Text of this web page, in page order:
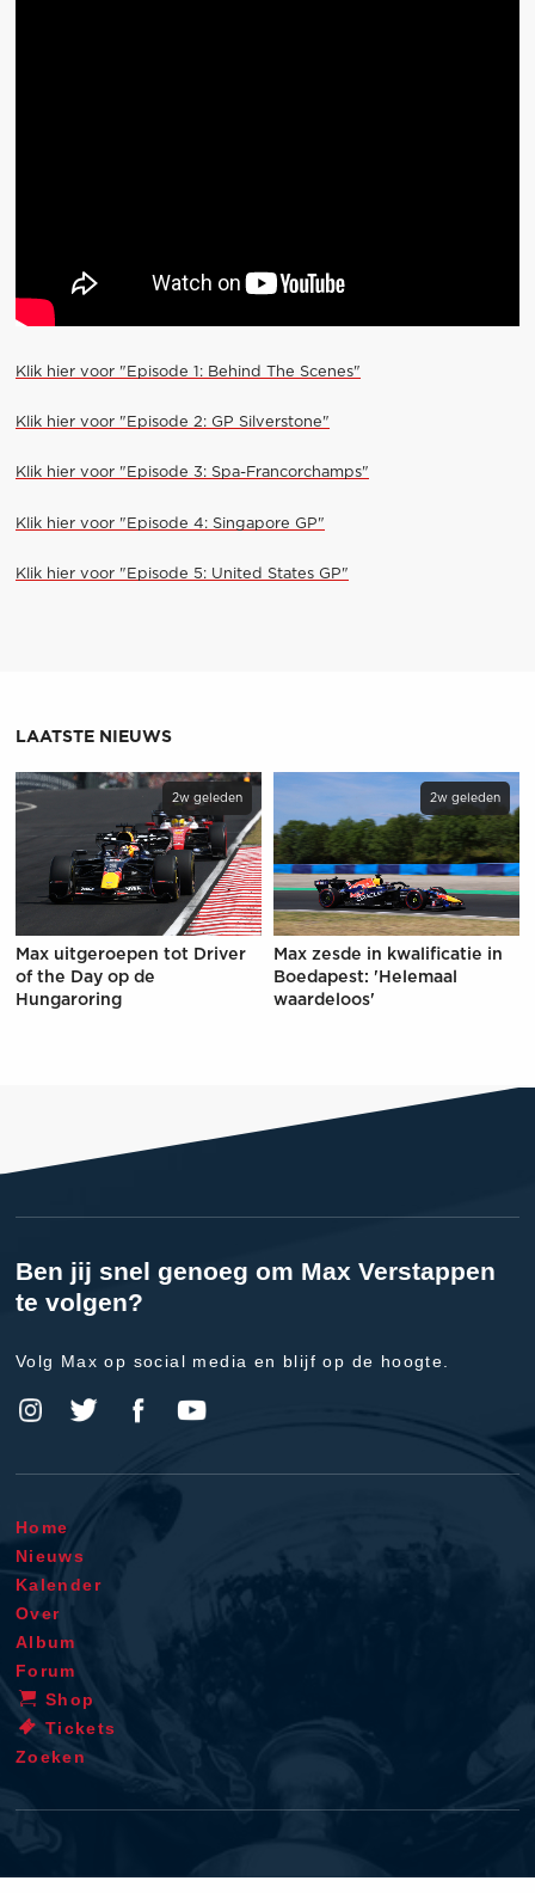
Klik hier voor "Episode 1: Behind The Scenes"
Klik hier voor "Episode 2: GP Silverstone"
Klik hier voor "Episode 3: Spa-Francorchamps"
Klik hier voor "Episode 4: Singapore GP"
Klik hier voor "Episode 5: United States GP"
LAATSTE NIEUWS
2w geleden
Max uitgeroepen tot Driver
of the Day op de
Hungaroring
2w geleden
Max zesde in kwalificatie in
Boedapest: 'Helemaal
waardeloos'
Ben jij snel genoeg om Max Verstappen
te volgen?
Volg Max op social media en blijf op de hoogte.
Home
Nieuws
Kalender
Over
Album
Forum
Shop
Tickets
Zoeken